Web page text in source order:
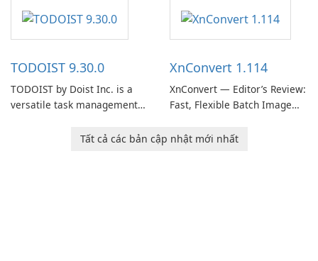
helps users capture ideas,
organize to-do lists, and keep
track of important
users capture, organize, and
access information across
TODOIST 9.30.0
TODOIST by Doist Inc. is a
versatile task management
individuals and teams
XnConvert 1.114
XnConvert — Editor’s Review:
Fast, Flexible Batch Image
macOS and Linux XnConvert
Tất cả các bản cập nhật mới nhất